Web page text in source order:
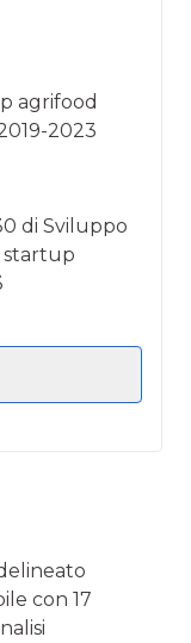
agrifood
2023
di Sviluppo
startup
con 17